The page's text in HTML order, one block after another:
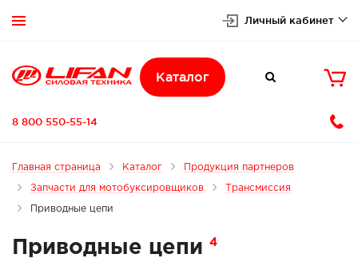
 Личный кабинет
Каталог  
8 800 550-55-14
Главная страница Каталог Продукция партнеров
Запчасти для мотобуксировщиков Трансмиссия
Приводные цепи
Приводные цепи 4